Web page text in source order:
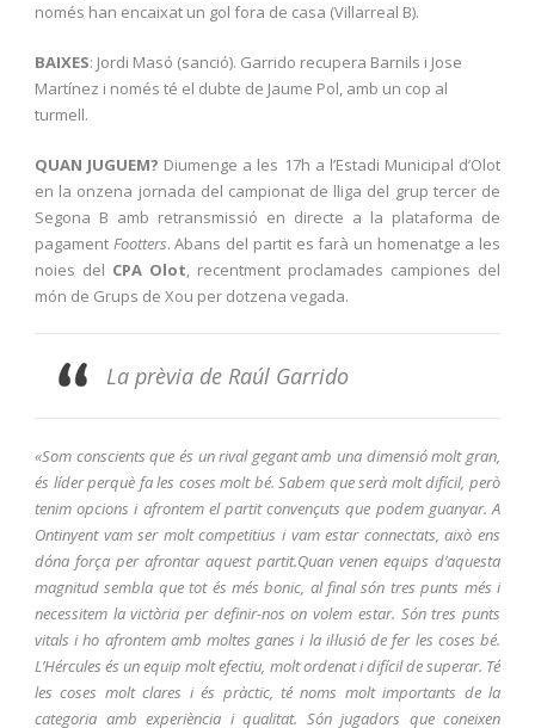
només han encaixat un gol fora de casa (Villarreal B).
BAIXES: Jordi Masó (sanció). Garrido recupera Barnils i Jose
Martínez i només té el dubte de Jaume Pol, amb un cop al
turmell.
QUAN JUGUEM? Diumenge a les 17h a l’Estadi Municipal d’Olot
en la onzena jornada del campionat de lliga del grup tercer de
Segona B amb retransmissió en directe a la plataforma de
pagament Footters. Abans del partit es farà un homenatge a les
noies del CPA Olot, recentment proclamades campiones del
món de Grups de Xou per dotzena vegada.
La prèvia de Raúl Garrido
«Som conscients que és un rival gegant amb una dimensió molt gran,
és líder perquè fa les coses molt bé. Sabem que serà molt difícil, però
tenim opcions i afrontem el partit convençuts que podem guanyar. A
Ontinyent vam ser molt competitius i vam estar connectats, això ens
dóna força per afrontar aquest partit.Quan venen equips d’aquesta
magnitud sembla que tot és més bonic, al final són tres punts més i
necessitem la victòria per definir-nos on volem estar. Són tres punts
vitals i ho afrontem amb moltes ganes i la il·lusió de fer les coses bé.
L’Hércules és un equip molt efectiu, molt ordenat i difícil de superar. Té
les coses molt clares i és pràctic, té noms molt importants de la
categoria amb experiència i qualitat. Són jugadors que coneixen